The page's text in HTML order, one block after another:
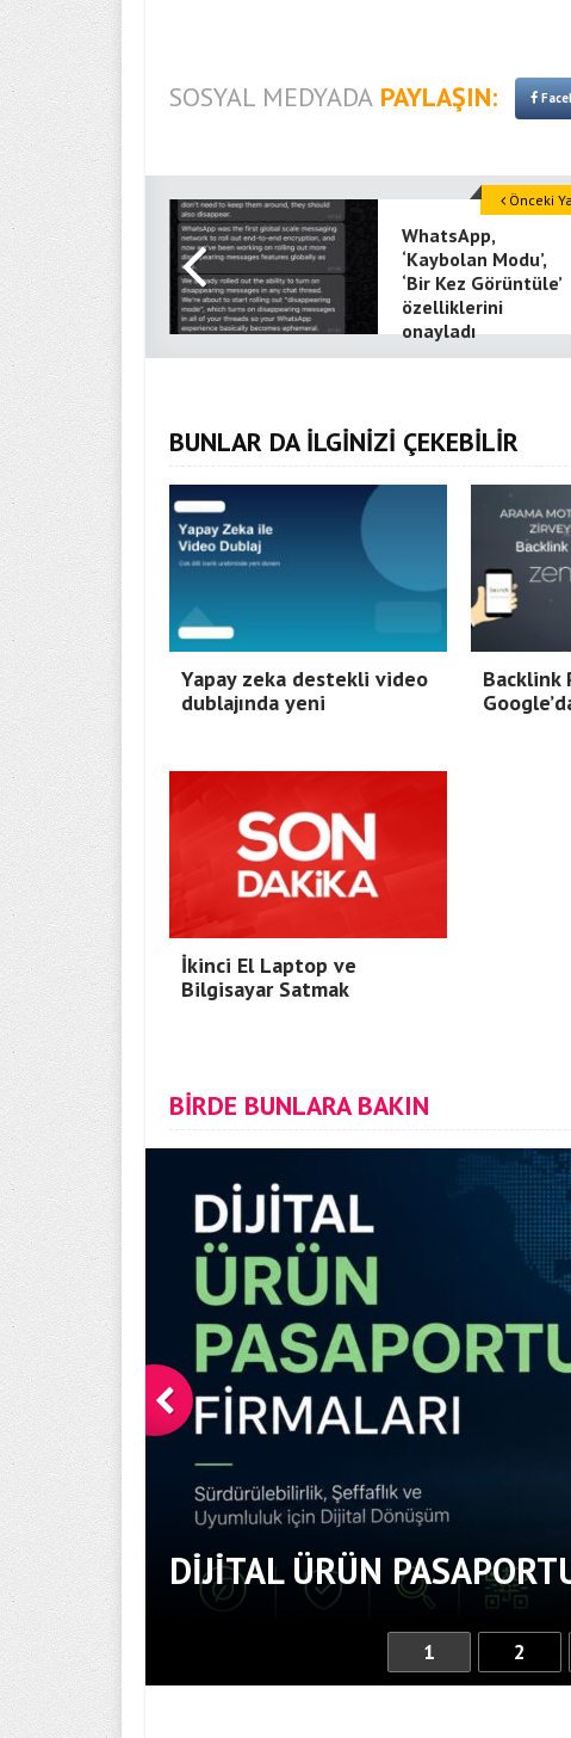
SOSYAL MEDYADA PAYLAŞIN:
WhatsApp,
‘Kaybolan Modu’,
‘Bir Kez Görüntüle’
özelliklerini
onayladı
Önceki
BUNLAR DA İLGİNİZİ ÇEKEBİLİR
Yapay zeka destekli video
dublajında yeni
Backlink
İkinci El Laptop ve
Bilgisayar Satmak
BİRDE BUNLARA BAKIN
DIJITAL ÜRÜN
1 2